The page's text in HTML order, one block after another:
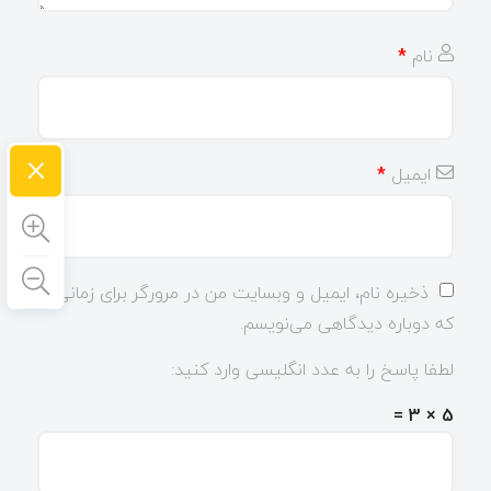
نام *
ایمیل *
ذخیره نام، ایمیل و وبسایت من در مرورگر برای زمانی
که دوباره دیدگاهی می‌نویسم.
لطفا پاسخ را به عدد انگلیسی وارد کنید:
5 × 3 =
×